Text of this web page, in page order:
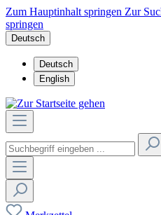
Zum Hauptinhalt springen Zur
springen
Deutsch
Deutsch
English